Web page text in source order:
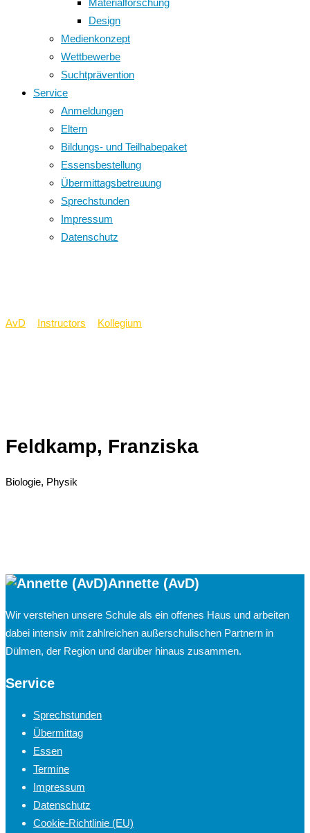
Materialforschung
Design
Medienkonzept
Wettbewerbe
Suchtprävention
Service
Anmeldungen
Eltern
Bildungs- und Teilhabepaket
Essensbestellung
Übermittagsbetreuung
Sprechstunden
Impressum
Datenschutz
AvD Instructors Kollegium
Feldkamp, Franziska
Biologie, Physik
Annette (AvD)
Wir verstehen unsere Schule als ein offenes Haus und arbeiten
dabei intensiv mit zahlreichen außerschulischen Partnern in
Dülmen, der Region und darüber hinaus zusammen.
Service
Sprechstunden
Übermittag
Essen
Termine
Impressum
Datenschutz
Cookie-Richtlinie (EU)